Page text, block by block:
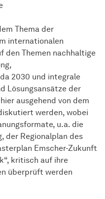
Thema der
internationalen
den Themen nachhaltige
2030 und integrale
Lösungsansätze der
ausgehend von dem
werden, wobei
u.a. die
der Regionalplan des
Emscher-Zukunft
kritisch auf ihre
überprüft werden